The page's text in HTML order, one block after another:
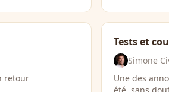
retour
Tests et
Simone
Une des